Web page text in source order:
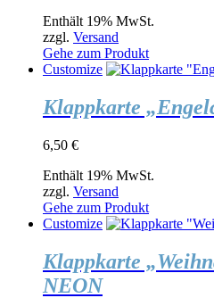
Enthält 19% MwSt.
zzgl. Versand
Gehe zum Produkt
Customize
Klappkarte
6,50 €
Enthält 19% MwSt.
zzgl. Versand
Gehe zum Produkt
Customize
Klappkarte
NEON